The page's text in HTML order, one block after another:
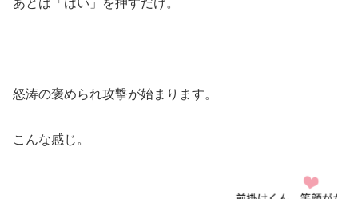
あとは「はい」を押すだけ。
怒涛の褒められ攻撃が始まります。
こんな感じ。